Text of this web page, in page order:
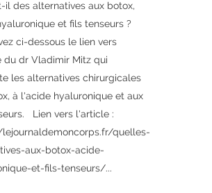
il des alternatives aux botox,
et fils tenseurs ?
ci-dessous le lien vers
du dr Vladimir Mitz qui
les alternatives chirurgicales
à l'acide hyaluronique et aux
Lien vers l'article :
quelles-
aux-botox-acide-
et-fils-tenseurs/...